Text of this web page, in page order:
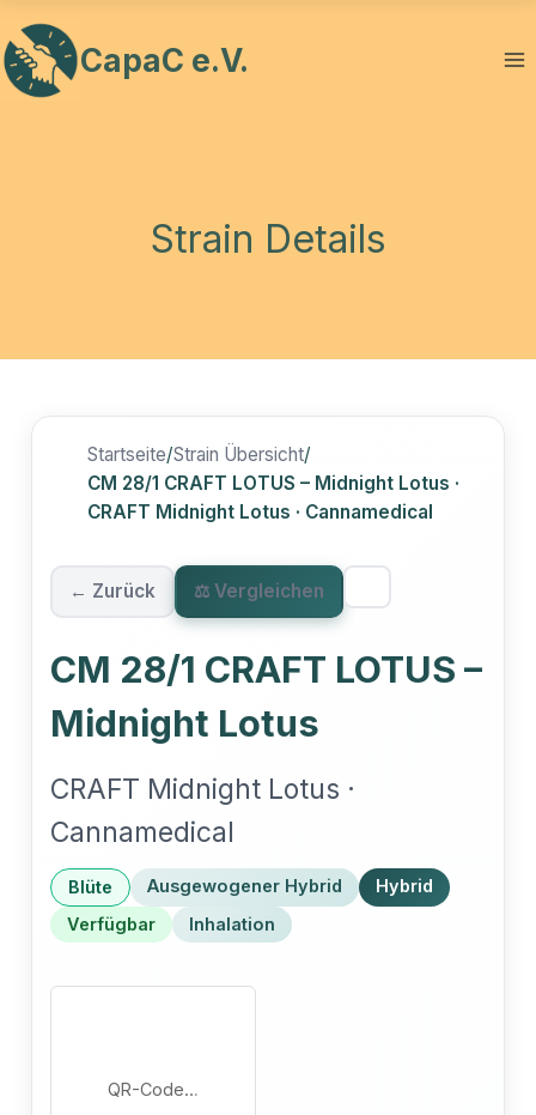
Inhalt
springen
CapaC e.V.
Strain Details
Startseite/Strain Übersicht/
CM 28/1 CRAFT LOTUS – Midnight Lotus ·
CRAFT Midnight Lotus · Cannamedical
← Zurück ⚖ Vergleichen
CM 28/1 CRAFT LOTUS –
Midnight Lotus
CRAFT Midnight Lotus ·
Cannamedical
Blüte Ausgewogener Hybrid
Hybrid
Verfügbar
Inhalation
QR-Code…